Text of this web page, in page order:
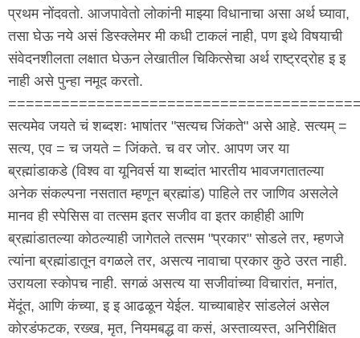
प्रथम नोंदवतो. आजपावेतो लोकांनी माझ्या विधानाचा असा अर्थ घ्यावा,
तसा घेऊ नये असं डिस्क्लेमर मी कधी टाकलं नाही, पण इथे विषयाची
संवेदनशीलता लक्षात घेऊन लेखातील चिकित्सेचा अर्थ राष्ट्रद्रोह इ इ
नाही असे पुन्हा नमूद करतो.
सत्यमेव जयते चं शब्दशः भाषांतर "सत्यच जिंकते" असे आहे. सत्यम् =
सत्य, एव = च जयते = जिंकते. च वर जोर. आपण जर या
ब्रह्मांडाकडे (विश्व वा यूनिवर्स या शब्दांत भारतीय भावजगतातल्या
अनेक संकल्पना नसतात म्हणून ब्रह्मांड) पाहिले तर जाणिव असलेले
मानव ही स्पेसिस वा तत्सम इतर सजीव वा इतर काहीही आणि
ब्रह्मांडातल्या कोठल्याही जागेतले तत्सम "प्रकार" सोडले तर, म्हणजे
त्यांना ब्रह्मांडातून वगळले तर, असत्य नावाचा प्रकार कुठे उरत नाही.
उरायला स्कोपच नाही. सगळं असत्य या सजीवांच्या विचारांत, मनांत,
मेंदूंत, आणि कंच्या, इ इ आढळून येईल. याच्याबाहेर सांडलेलं असेल
कोरडंफटक, रख्ख, मृत, नियमबद्ध वा कसं, अस्ताव्यस्त, अनिरीक्षित